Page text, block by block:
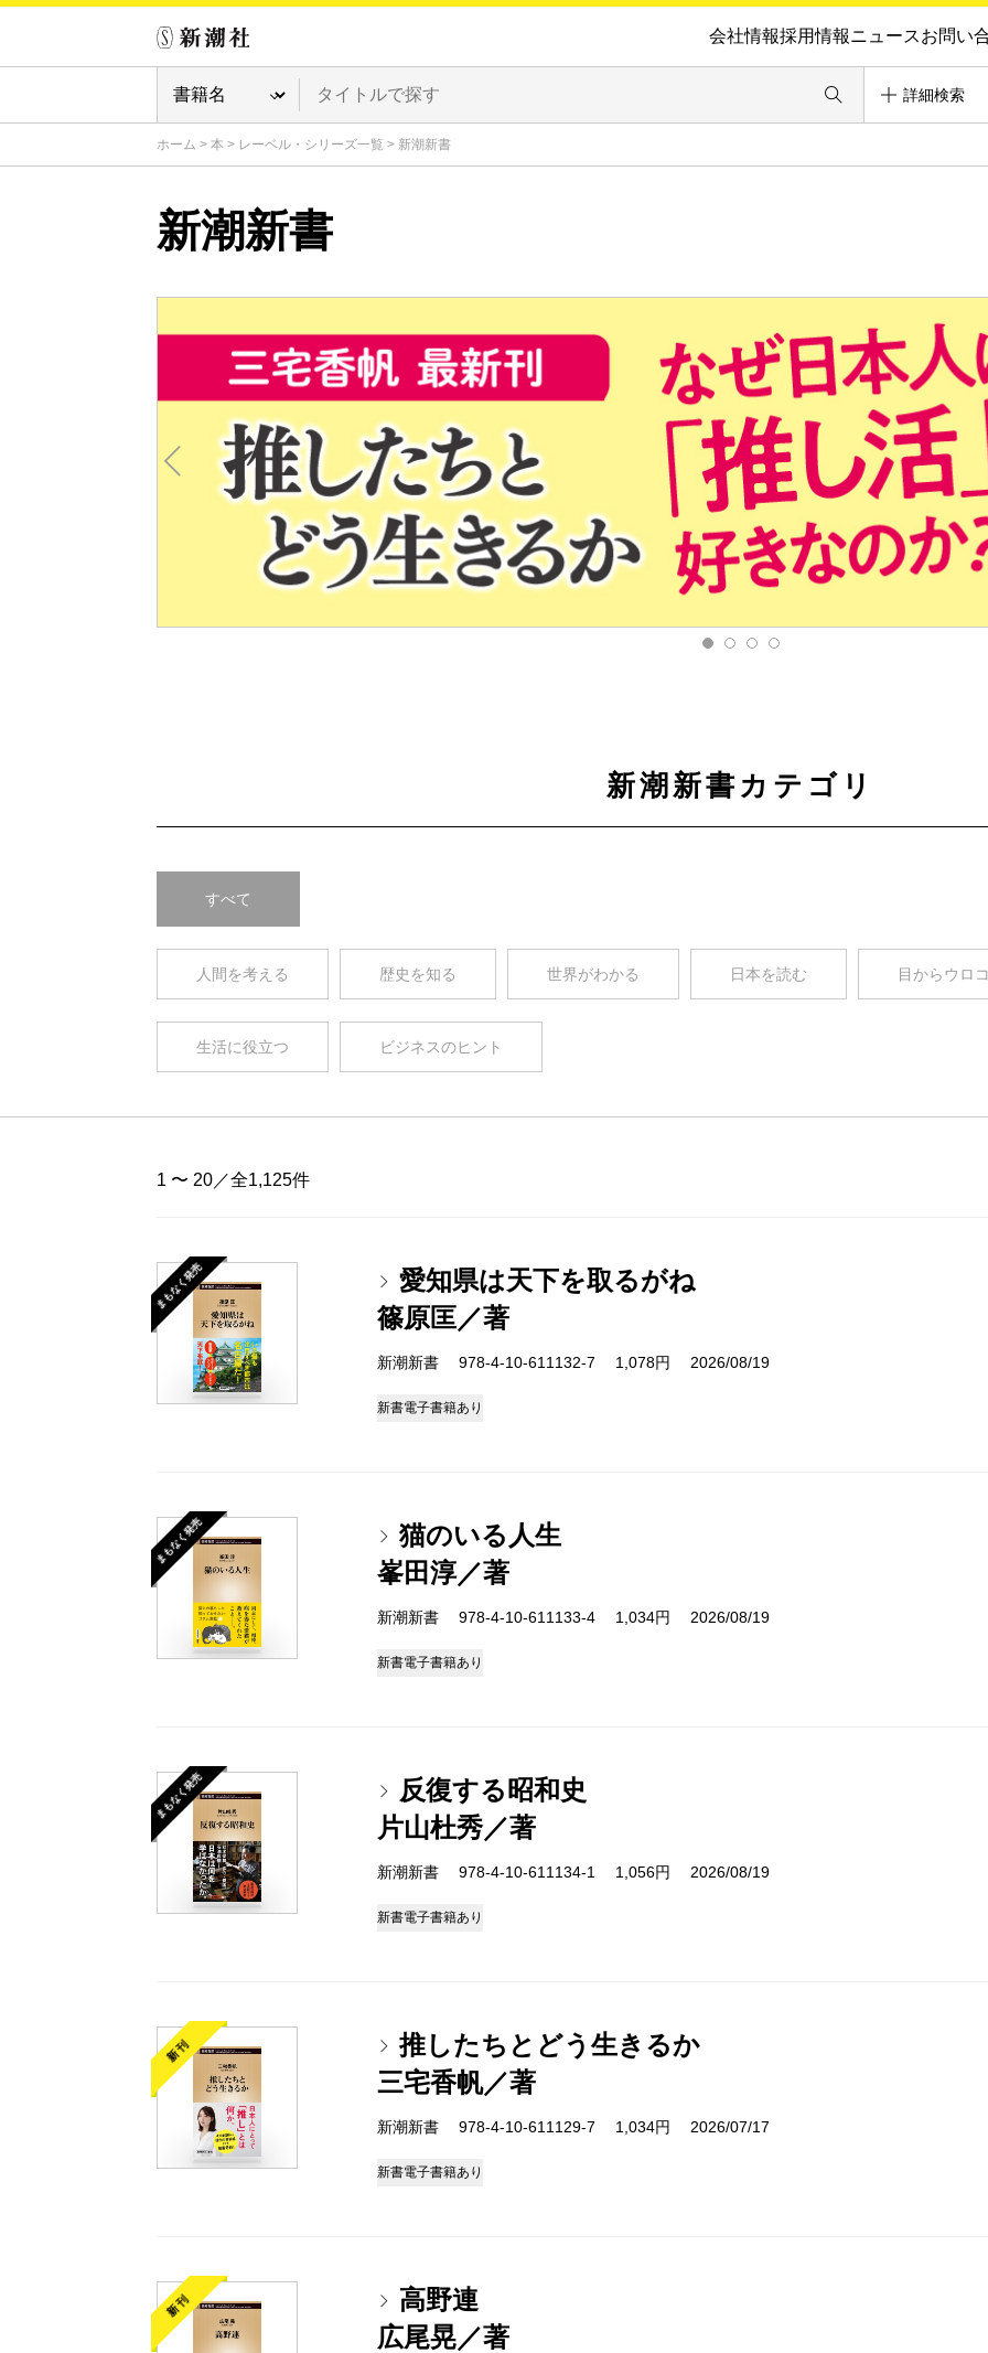
会社情報採用情報ニュースお問い
詳細検索
ホーム > 本 > レーベル・シリーズ一覧 > 新潮新書
新潮新書
新潮新書カテゴリ
すべて
人間を考える 歴史を知る 世界がわかる 日本を読む 目からウロコ
生活に役立つ ビジネスのヒント
1 〜 20／全1,125件
まもなく発売
愛知県は天下を取るがね
篠原匡／著
新潮新書 978-4-10-611132-7 1,078円 2026/08/19
新書電子書籍あり
まもなく発売
猫のいる人生
峯田淳／著
新潮新書 978-4-10-611133-4 1,034円 2026/08/19
新書電子書籍あり
まもなく発売
反復する昭和史
片山杜秀／著
新潮新書 978-4-10-611134-1 1,056円 2026/08/19
新書電子書籍あり
新刊
推したちとどう生きるか
三宅香帆／著
新潮新書 978-4-10-611129-7 1,034円 2026/07/17
新書電子書籍あり
新刊
高野連
広尾晃／著